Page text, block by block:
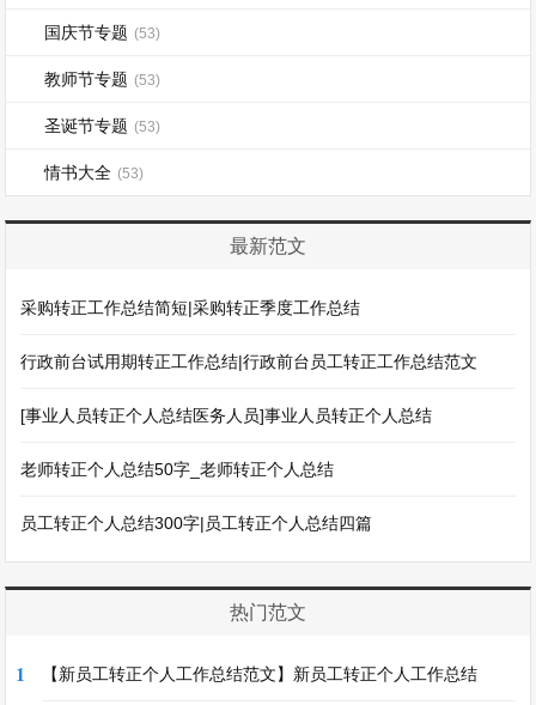
国庆节专题 (53)
教师节专题 (53)
圣诞节专题 (53)
情书大全 (53)
最新范文
采购转正工作总结简短|采购转正季度工作总结
行政前台试用期转正工作总结|行政前台员工转正工作总结范文
[事业人员转正个人总结医务人员]事业人员转正个人总结
老师转正个人总结50字_老师转正个人总结
员工转正个人总结300字|员工转正个人总结四篇
热门范文
1 【新员工转正个人工作总结范文】新员工转正个人工作总结